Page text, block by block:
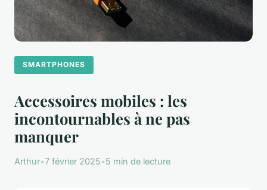
SMARTPHONES
Accessoires mobiles : les
incontournables à ne pas
manquer
Arthur•7 février 2025•5 min de lecture